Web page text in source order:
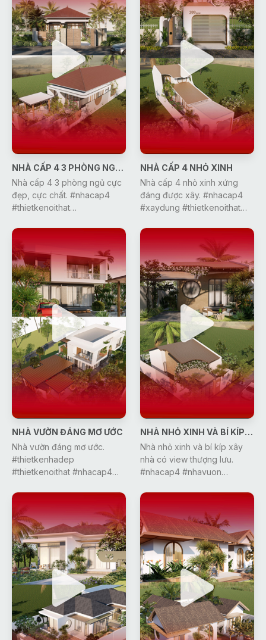
NHÀ CẤP 4 3 PHÒNG NGỦ CỰC ĐẸP
Nhà cấp 4 3 phòng ngủ cực
đẹp, cực chất. #nhacap4
#thietkenoithat
#xuhuong #gonic #xaydung
#dcgr
NHÀ CẤP 4 NHỎ XINH
Nhà cấp 4 nhỏ xinh xứng
đáng được xây. #nhacap4
#xaydung #thietkenoithat
#dcgr #gonic
NHÀ VƯỜN ĐÁNG MƠ ƯỚC
Nhà vườn đáng mơ ước.
#thietkenhadep
#thietkenoithat #nhacap4
#xuhuong #bietthu #villa
NHÀ NHỎ XINH VÀ BÍ KÍP XÂY NHÀ
Nhà nhỏ xinh và bí kíp xây
nhà có view thượng lưu.
#nhacap4 #nhavuon
#nhadep #nhapho #gonic